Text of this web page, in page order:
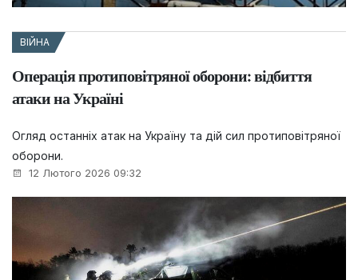
ВІЙНА
Операція протиповітряної оборони: відбиття
атаки на Україні
Огляд останніх атак на Україну та дій сил протиповітряної
оборони.
12 Лютого 2026 09:32